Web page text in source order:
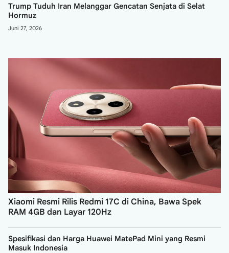
Trump Tuduh Iran Melanggar Gencatan Senjata di Selat
Hormuz
Juni 27, 2026
Xiaomi Resmi Rilis Redmi 17C di China, Bawa Spek
RAM 4GB dan Layar 120Hz
Spesifikasi dan Harga Huawei MatePad Mini yang Resmi
Masuk Indonesia